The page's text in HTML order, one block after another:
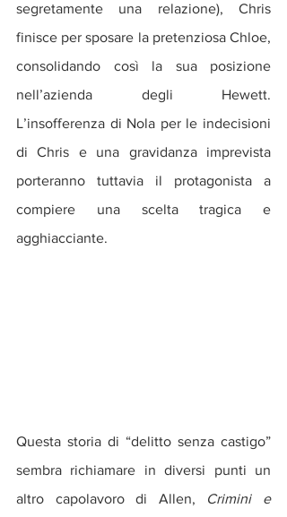
segretamente una relazione), Chris
finisce per sposare la pretenziosa Chloe,
consolidando così la sua posizione
nell’azienda degli Hewett.
L’insofferenza di Nola per le indecisioni
di Chris e una gravidanza imprevista
porteranno tuttavia il protagonista a
compiere una scelta tragica e
agghiacciante.
Questa storia di “delitto senza castigo”
sembra richiamare in diversi punti un
altro capolavoro di Allen, Crimini e